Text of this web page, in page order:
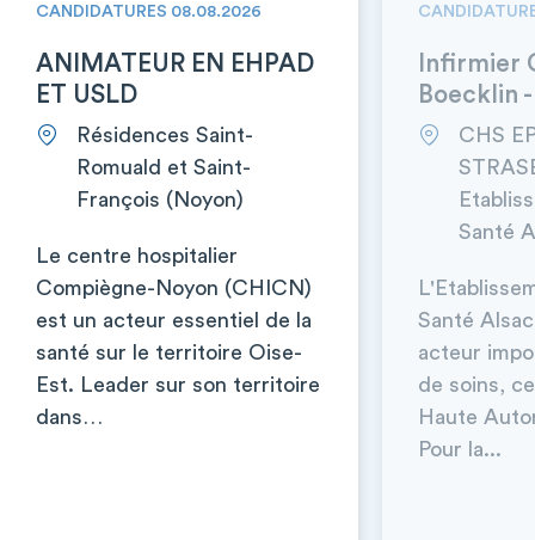
CANDIDATURES 08.08.2026
ANIMATEUR EN EHPAD
ET USLD
Résidences Saint-
Romuald et Saint-
François (Noyon)
Le centre hospitalier
Compiègne-Noyon (CHICN)
est un acteur essentiel de la
santé sur le territoire Oise-
Est. Leader sur son territoire
dans…
Infirmier
Boecklin
CHS
Santé
Santé
acteur
de soins,
Haute
Pour la...